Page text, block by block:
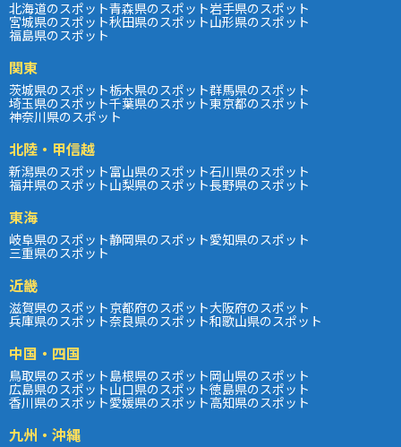
北海道のスポット青森県のスポット岩手県のスポット
宮城県のスポット秋田県のスポット山形県のスポット
福島県のスポット
関東
茨城県のスポット栃木県のスポット群馬県のスポット
埼玉県のスポット千葉県のスポット東京都のスポット
神奈川県のスポット
北陸・甲信越
新潟県のスポット富山県のスポット石川県のスポット
福井県のスポット山梨県のスポット長野県のスポット
東海
岐阜県のスポット静岡県のスポット愛知県のスポット
三重県のスポット
近畿
滋賀県のスポット京都府のスポット大阪府のスポット
兵庫県のスポット奈良県のスポット和歌山県のスポット
中国・四国
鳥取県のスポット島根県のスポット岡山県のスポット
広島県のスポット山口県のスポット徳島県のスポット
香川県のスポット愛媛県のスポット高知県のスポット
九州・沖縄